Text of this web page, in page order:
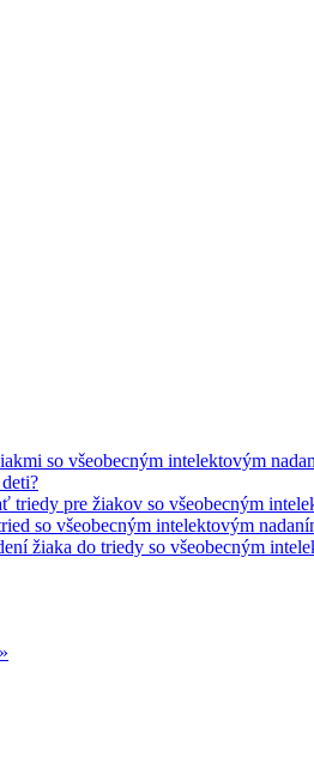
so všeobecným intelektovým
triedy pre žiakov so všeobecným
so všeobecným intelektovým
žiaka do triedy so všeobecným
»